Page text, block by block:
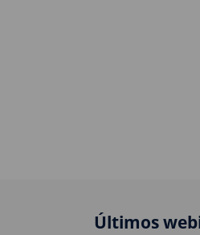
Últimos